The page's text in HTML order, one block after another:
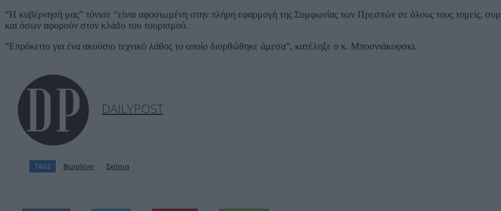
“Η κυβέρνησή μας” τόνισε “είναι αφοσιωμένη στην πλήρη εφαρμογή της Συμφωνίας των Πρεσπών σε όλους τους τομείς,
και όσων αφορούν στον κλάδο του τουρισμού.
“Επρόκειτο για ένα ακούσιο τεχνικό λάθος το οποίο διορθώθηκε άμεσα”, κατέληξε ο κ. Μποσνιάκοφσκι.
DAILYPOST
TAGS Βερολίνο Σκόπια